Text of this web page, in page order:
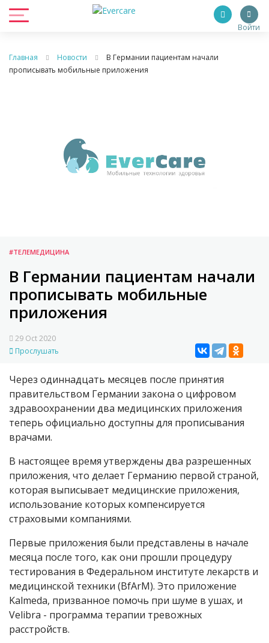
Войти
Главная Новости
В Германии пациентам начали
прописывать мобильные приложения
#ТЕЛЕМЕДИЦИНА
В Германии пациентам начали
прописывать мобильные
приложения
29 Oct 2020
Прослушать
Через одиннадцать месяцев после принятия
правительством Германии закона о цифровом
здравоохранении два медицинских приложения
теперь официально доступны для прописывания
врачами.
В настоящее время утверждены два разрешенных
приложения, что делает Германию первой страной,
которая выписывает медицинские приложения,
использование которых компенсируется
страховыми компаниями.
Первые приложения были представлены в начале
месяца после того, как они прошли процедуру
тестирования в Федеральном институте лекарств и
медицинской техники (BfArM). Это приложение
Kalmeda, призванное помочь при шуме в ушах, и
Velibra - программа терапии тревожных
расстройств.